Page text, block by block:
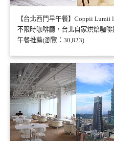
【台北西門早午餐】Coppii Lumii
不限時咖啡廳，台北自家烘焙咖
午餐推薦(瀏覽：30,823)